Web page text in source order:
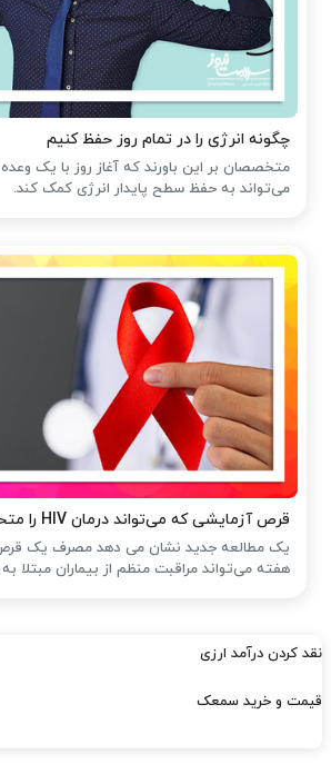
چگونه انرژی را در تمام روز حفظ کنیم
متخصصان بر این باورند که آغاز روز با یک
می‌تواند به حفظ سطح پایدار انرژی کمک کند.
قرص آزمایشی که می‌تواند درمان HIV را متحول کند
یک مطالعه جدید نشان می دهد مصرف یک
هفته می‌تواند مراقبت منظم از بیماران مبتلا به HIV را متحول کند.
نقد کردن درآمد ارزی
قیمت و خرید سمعک